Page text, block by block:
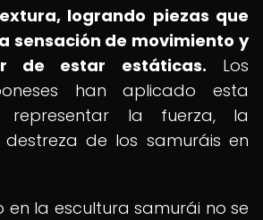
logrando piezas que
sensación de movimiento y
de estar estáticas. Los
han aplicado esta
representar la fuerza, la
de los samuráis en
en la escultura samurái no se